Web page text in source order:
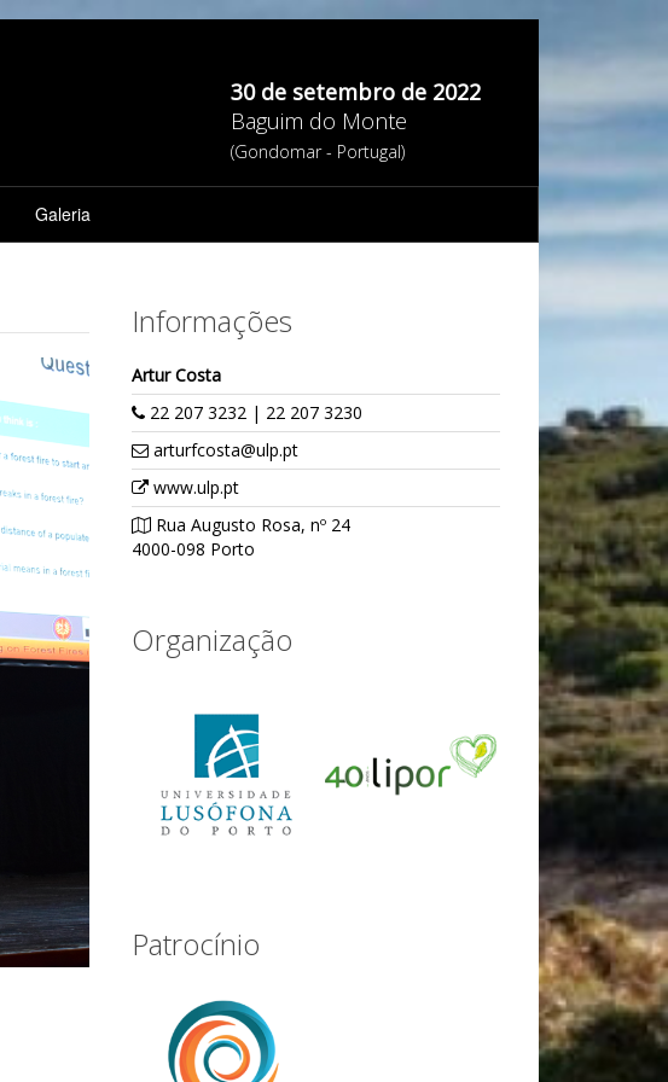
30 de setembro de 2022
Baguim do Monte
(Gondomar - Portugal)
Galeria
Informações
Artur Costa
22 207 3232 | 22 207 3230
arturfcosta@ulp.pt
www.ulp.pt
Rua Augusto Rosa, nº 24
4000-098 Porto
Organização
Patrocínio